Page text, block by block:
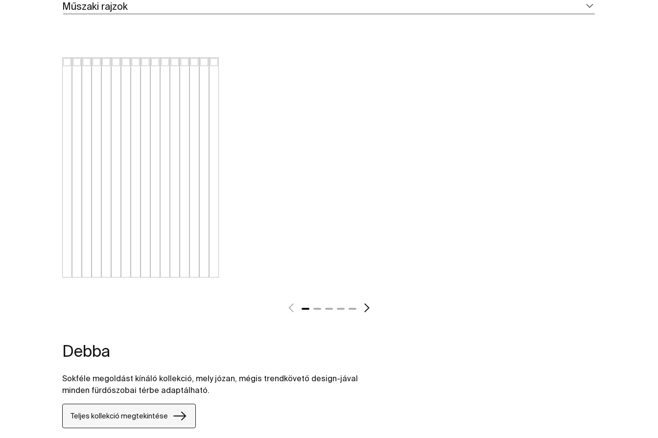
Műszaki rajzok
Debba
Sokféle megoldást kínáló kollekció, mely józan, mégis trendkövető design-jával
minden fürdőszobai térbe adaptálható.
Teljes kollekció megtekintése